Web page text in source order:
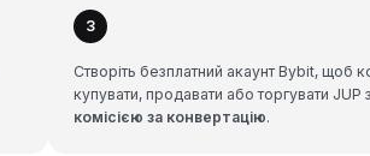
3
Створіть безплатний акаунт Bybit, щоб
купувати, продавати або торгувати JUP з
комісією за конвертацію.